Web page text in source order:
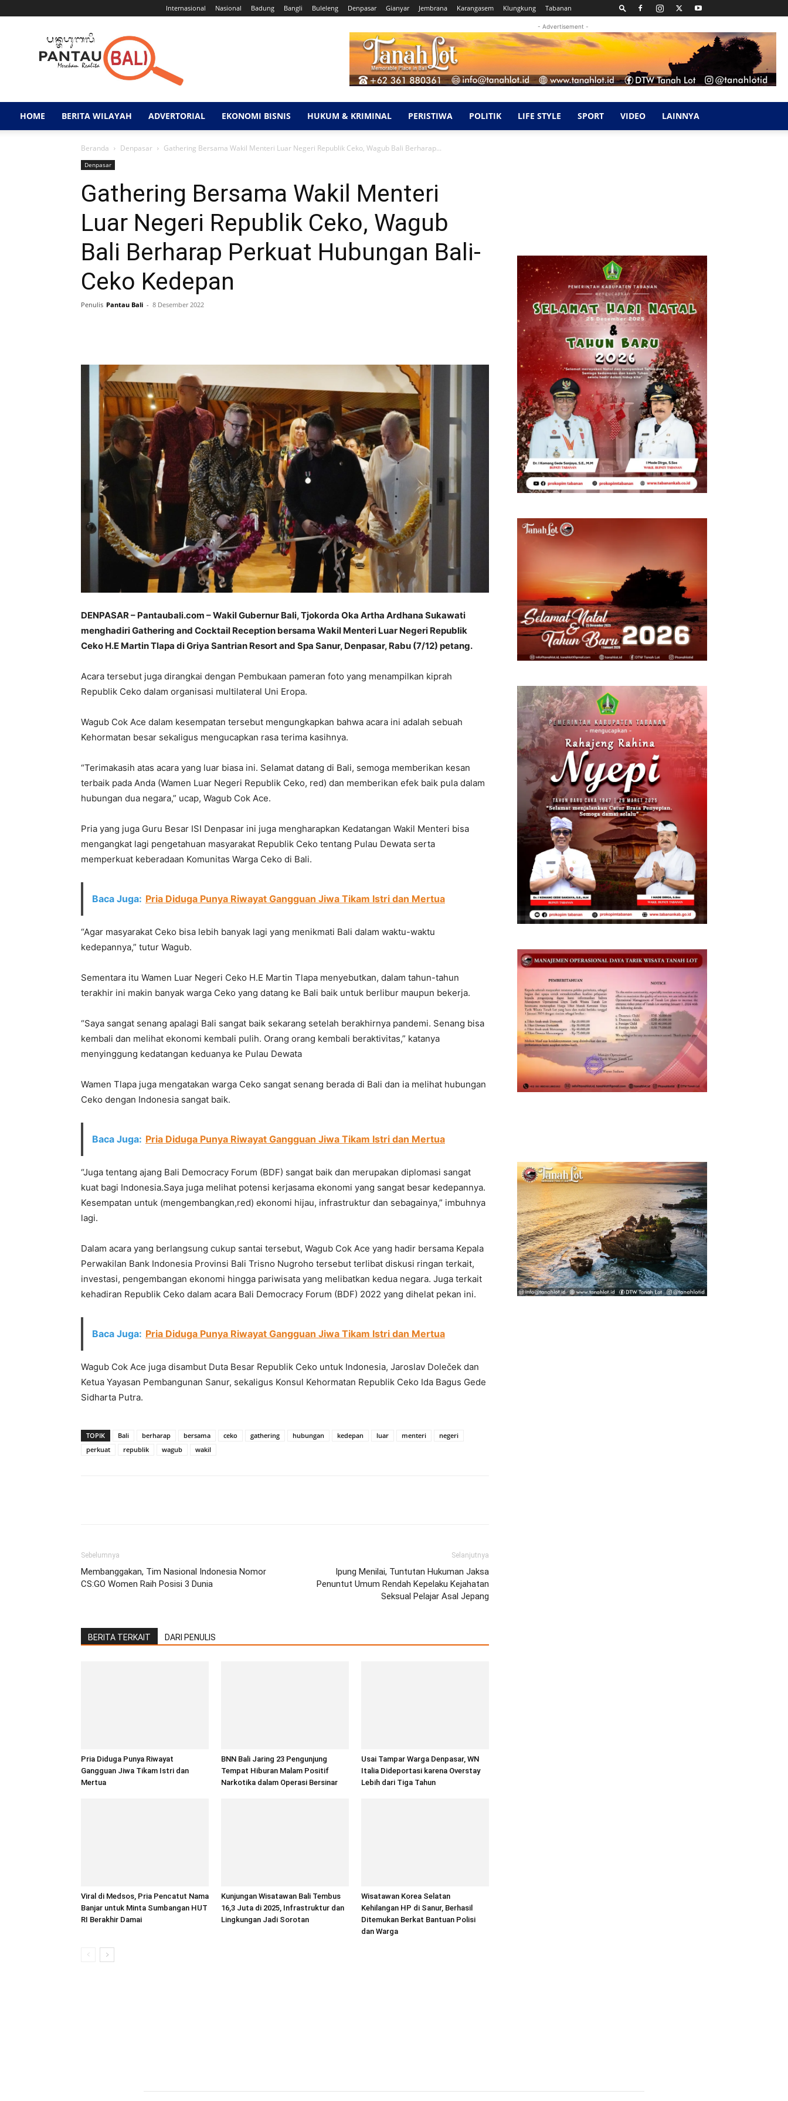
Internasional Nasional Badung Bangli Buleleng Denpasar Gianyar Jembrana Karangasem Klungkung Tabanan
Pantau
Bali
- Advertisement -
HOME BERITA WILAYAH ADVERTORIAL EKONOMI BISNIS HUKUM & KRIMINAL PERISTIWA POLITIK LIFE STYLE SPORT VIDEO LAINNYA
Beranda Denpasar Gathering Bersama Wakil Menteri Luar Negeri Republik Ceko, Wagub Bali Berharap...
Denpasar
Gathering Bersama Wakil Menteri
Luar Negeri Republik Ceko, Wagub
Bali Berharap Perkuat Hubungan Bali-
Ceko Kedepan
Penulis Pantau Bali - 8 Desember 2022
DENPASAR – Pantaubali.com – Wakil Gubernur Bali, Tjokorda Oka Artha Ardhana Sukawati
menghadiri Gathering and Cocktail Reception bersama Wakil Menteri Luar Negeri Republik
Ceko H.E Martin Tlapa di Griya Santrian Resort and Spa Sanur, Denpasar, Rabu (7/12) petang.
Acara tersebut juga dirangkai dengan Pembukaan pameran foto yang menampilkan kiprah
Republik Ceko dalam organisasi multilateral Uni Eropa.
Wagub Cok Ace dalam kesempatan tersebut mengungkapkan bahwa acara ini adalah sebuah
Kehormatan besar sekaligus mengucapkan rasa terima kasihnya.
“Terimakasih atas acara yang luar biasa ini. Selamat datang di Bali, semoga memberikan kesan
terbaik pada Anda (Wamen Luar Negeri Republik Ceko, red) dan memberikan efek baik pula dalam
hubungan dua negara,” ucap, Wagub Cok Ace.
Pria yang juga Guru Besar ISI Denpasar ini juga mengharapkan Kedatangan Wakil Menteri bisa
mengangkat lagi pengetahuan masyarakat Republik Ceko tentang Pulau Dewata serta
memperkuat keberadaan Komunitas Warga Ceko di Bali.
Baca Juga: Pria Diduga Punya Riwayat Gangguan Jiwa Tikam Istri dan Mertua
“Agar masyarakat Ceko bisa lebih banyak lagi yang menikmati Bali dalam waktu-waktu
kedepannya,” tutur Wagub.
Sementara itu Wamen Luar Negeri Ceko H.E Martin Tlapa menyebutkan, dalam tahun-tahun
terakhir ini makin banyak warga Ceko yang datang ke Bali baik untuk berlibur maupun bekerja.
“Saya sangat senang apalagi Bali sangat baik sekarang setelah berakhirnya pandemi. Senang bisa
kembali dan melihat ekonomi kembali pulih. Orang orang kembali beraktivitas,” katanya
menyinggung kedatangan keduanya ke Pulau Dewata
Wamen Tlapa juga mengatakan warga Ceko sangat senang berada di Bali dan ia melihat hubungan
Ceko dengan Indonesia sangat baik.
Baca Juga: Pria Diduga Punya Riwayat Gangguan Jiwa Tikam Istri dan Mertua
“Juga tentang ajang Bali Democracy Forum (BDF) sangat baik dan merupakan diplomasi sangat
kuat bagi Indonesia.Saya juga melihat potensi kerjasama ekonomi yang sangat besar kedepannya.
Kesempatan untuk (mengembangkan,red) ekonomi hijau, infrastruktur dan sebagainya,” imbuhnya
lagi.
Dalam acara yang berlangsung cukup santai tersebut, Wagub Cok Ace yang hadir bersama Kepala
Perwakilan Bank Indonesia Provinsi Bali Trisno Nugroho tersebut terlibat diskusi ringan terkait,
investasi, pengembangan ekonomi hingga pariwisata yang melibatkan kedua negara. Juga terkait
kehadiran Republik Ceko dalam acara Bali Democracy Forum (BDF) 2022 yang dihelat pekan ini.
Baca Juga: Pria Diduga Punya Riwayat Gangguan Jiwa Tikam Istri dan Mertua
Wagub Cok Ace juga disambut Duta Besar Republik Ceko untuk Indonesia, Jaroslav Doleček dan
Ketua Yayasan Pembangunan Sanur, sekaligus Konsul Kehormatan Republik Ceko Ida Bagus Gede
Sidharta Putra.
TOPIK Bali berharap bersama ceko gathering hubungan kedepan luar menteri
negeri
perkuat
republik wagub wakil
Sebelumnya
Membanggakan, Tim Nasional Indonesia Nomor
CS:GO Women Raih Posisi 3 Dunia
Selanjutnya
Ipung Menilai, Tuntutan Hukuman Jaksa
Penuntut Umum Rendah Kepelaku Kejahatan
Seksual Pelajar Asal Jepang
BERITA TERKAIT DARI PENULIS
Pria Diduga Punya Riwayat
Gangguan Jiwa Tikam Istri dan
Mertua
BNN Bali Jaring 23 Pengunjung
Tempat Hiburan Malam Positif
Narkotika dalam Operasi Bersinar
Usai Tampar Warga Denpasar, WN
Italia Dideportasi karena Overstay
Lebih dari Tiga Tahun
Viral di Medsos, Pria Pencatut Nama
Banjar untuk Minta Sumbangan HUT
RI Berakhir Damai
Kunjungan Wisatawan Bali Tembus
16,3 Juta di 2025, Infrastruktur dan
Lingkungan Jadi Sorotan
Wisatawan Korea Selatan
Kehilangan HP di Sanur, Berhasil
Ditemukan Berkat Bantuan Polisi
dan Warga